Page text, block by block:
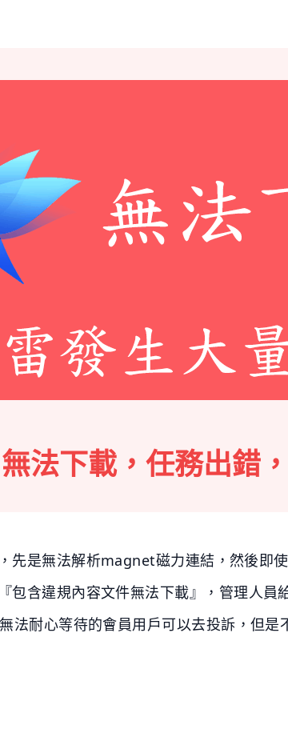
法下載，任務出錯
先是無法解析magnet磁力連結，然後即
包含違規內容文件無法下載』，管理人員
法耐心等待的會員用戶可以去投訴，但是